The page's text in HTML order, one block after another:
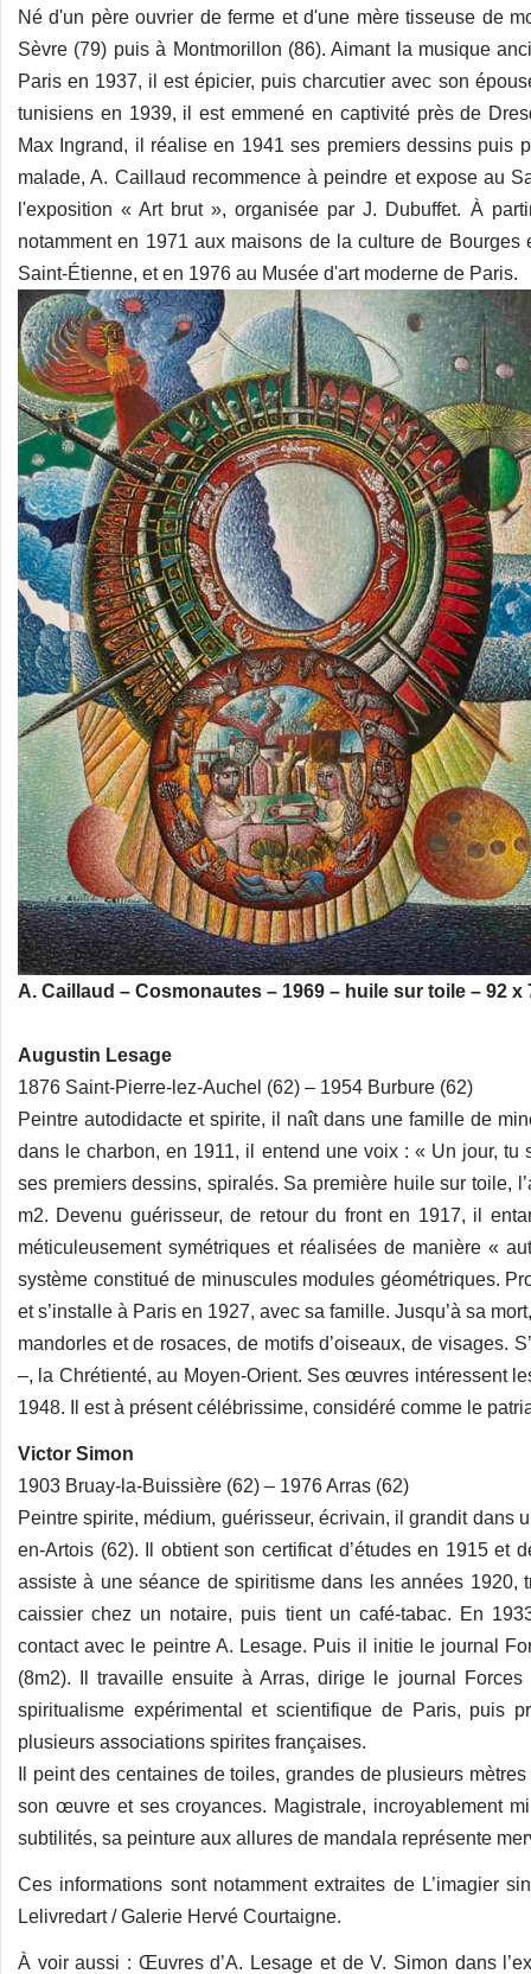
Né d'un père ouvrier de ferme et d'une mère tisseuse de
Sèvre (79) puis à Montmorillon (86). Aimant la musique
Paris en 1937, il est épicier, puis charcutier avec son
tunisiens en 1939, il est emmené en captivité près de
Max Ingrand, il réalise en 1941 ses premiers dessins puis
malade, A. Caillaud recommence à peindre et expose au
l'exposition « Art brut », organisée par J. Dubuffet. À
notamment en 1971 aux maisons de la culture de
Saint-Étienne, et en 1976 au Musée d'art moderne de Paris.
A. Caillaud – Cosmonautes – 1969 – huile sur toile – 92 x
Augustin Lesage
1876 Saint-Pierre-lez-Auchel (62) – 1954 Burbure (62)
Peintre autodidacte et spirite, il naît dans une famille de
dans le charbon, en 1911, il entend une voix : « Un jour, tu
ses premiers dessins, spiralés. Sa première huile sur toile,
m2. Devenu guérisseur, de retour du front en 1917, il
méticuleusement symétriques et réalisées de manière «
système constitué de minuscules modules géométriques.
et s’installe à Paris en 1927, avec sa famille. Jusqu’à sa
mandorles et de rosaces, de motifs d’oiseaux, de visages.
–, la Chrétienté, au Moyen-Orient. Ses œuvres intéressent
1948. Il est à présent célébrissime, considéré comme le
Victor Simon
1903 Bruay-la-Buissière (62) – 1976 Arras (62)
Peintre spirite, médium, guérisseur, écrivain, il grandit
en-Artois (62). Il obtient son certificat d’études en 1915 et
assiste à une séance de spiritisme dans les années
caissier chez un notaire, puis tient un café-tabac. En
contact avec le peintre A. Lesage. Puis il initie le journal
(8m2). Il travaille ensuite à Arras, dirige le journal
spiritualisme expérimental et scientifique de Paris, puis
plusieurs associations spirites françaises.
Il peint des centaines de toiles, grandes de plusieurs
son œuvre et ses croyances. Magistrale, incroyablement
subtilités, sa peinture aux allures de mandala représente
Ces informations sont notamment extraites de L’imagier
Lelivredart / Galerie Hervé Courtaigne.
À voir aussi : Œuvres d’A. Lesage et de V. Simon dans